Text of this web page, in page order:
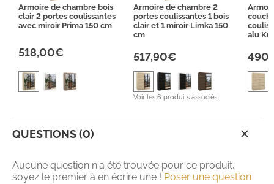
Armoire de chambre bois
clair 2 portes coulissantes
avec miroir Prima 150 cm
518,00€
Armoire de chambre 2
portes coulissantes 1 bois
clair et 1 miroir Limka 150
cm
517,90€
Voir les 6 produits associés
alu
QUESTIONS (0)
Aucune question n'a été trouvée pour ce produit,
soyez le premier à en écrire une ! Poser une question